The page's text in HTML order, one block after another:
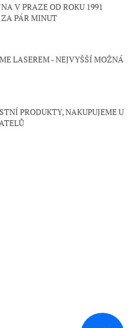
V PRAZE OD ROKU 1991
PÁR MINUT
LASEREM - NEJVYŠŠÍ MOŽNÁ
PRODUKTY, NAKUPUJEME U